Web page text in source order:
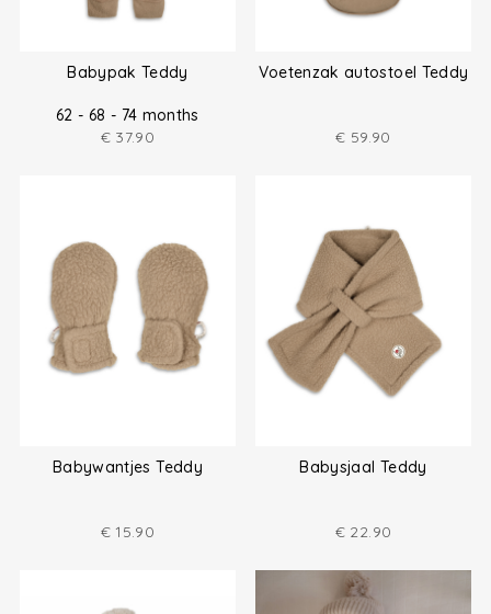
Babypak Teddy
62 - 68 - 74 months
€ 37.90
Voetenzak autostoel Teddy
€ 59.90
Babywantjes Teddy
€ 15.90
Babysjaal Teddy
€ 22.90